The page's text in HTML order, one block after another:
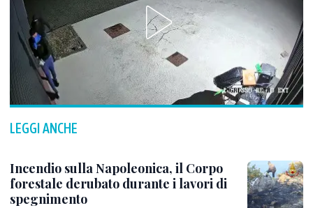
LEGGI ANCHE
Incendio sulla Napoleonica, il Corpo
forestale derubato durante i lavori di
spegnimento